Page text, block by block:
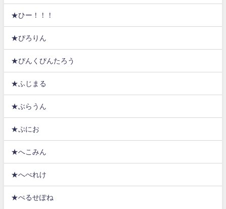
★ひー！！！
★ぴろりん
★ぴんくぴんたろう
★ふじまる
★ぶらうん
★ぷにお
★へこみん
★へべれけ
★ぺるせぽね